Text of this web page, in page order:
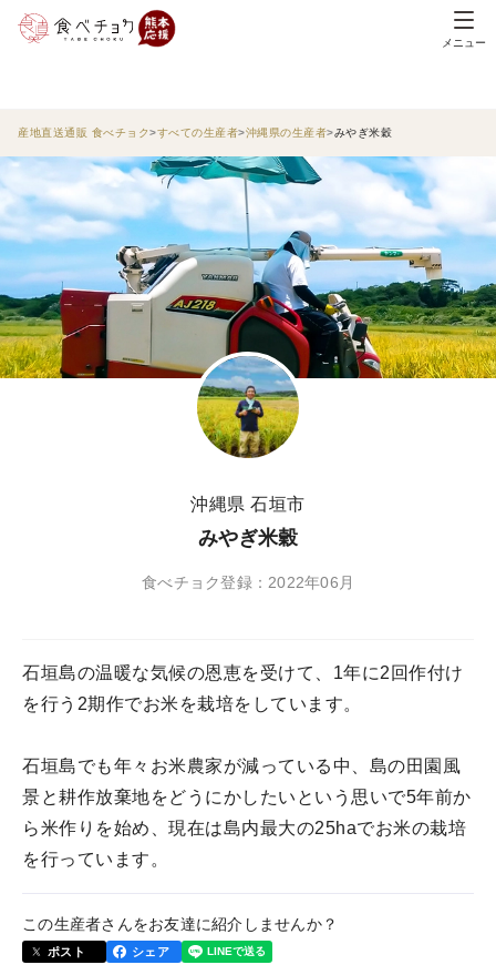
メニュー
産地直送通販 食べチョク すべての生産者 沖縄県の生産者 みやぎ米穀
沖縄県 石垣市
みやぎ米穀
食べチョク登録：2022年06月
石垣島の温暖な気候の恩恵を受けて、1年に2回作付け
を行う2期作でお米を栽培をしています。
石垣島でも年々お米農家が減っている中、島の田園風
景と耕作放棄地をどうにかしたいという思いで5年前か
ら米作りを始め、現在は島内最大の25haでお米の栽培
を行っています。
この生産者さんをお友達に紹介しませんか？
ポスト シェア